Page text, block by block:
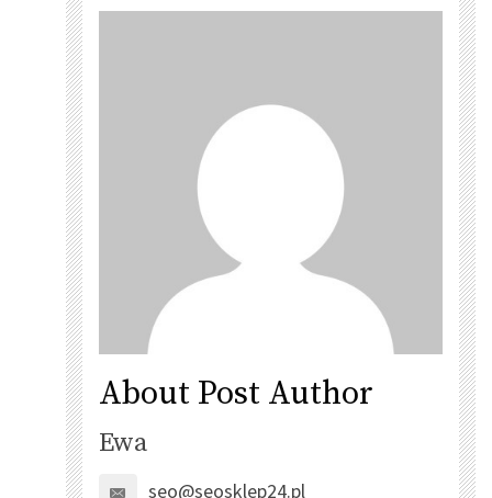
About Post Author
Ewa
seo@seosklep24.pl